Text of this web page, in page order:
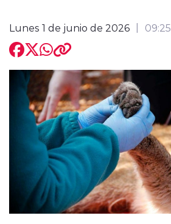
Lunes 1 de junio de 2026 09:25